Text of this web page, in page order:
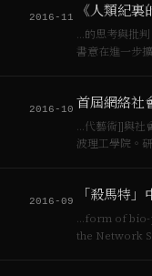
物，而…
2016-11
…的思考與批
書意在進一步
南山校區） 2…
2016-10 首屆網絡社
…代藝術]]與社
波理工學院。
Yihong w…
2016-09
…form of
the Network